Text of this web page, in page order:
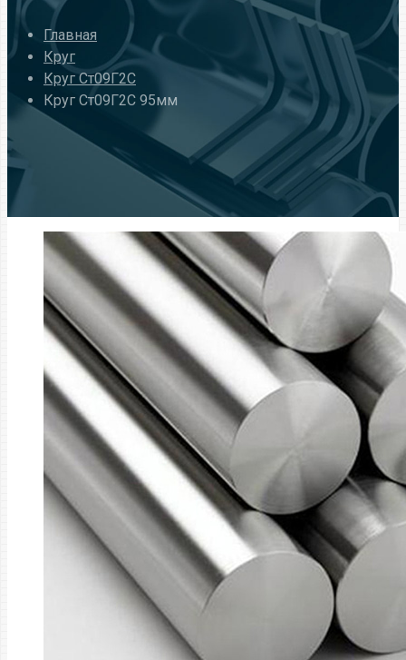
Главная
Круг
Круг Ст09Г2С
Круг Ст09Г2С 95мм